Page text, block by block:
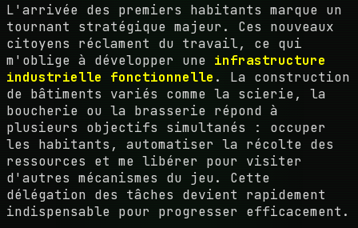
L'arrivée des premiers habitants marque un
tournant stratégique majeur. Ces nouveaux
citoyens réclament du travail, ce qui
m'oblige à développer une infrastructure
industrielle fonctionnelle . La construction
de bâtiments variés comme la scierie, la
boucherie ou la brasserie répond à
plusieurs objectifs simultanés : occuper
les habitants, automatiser la récolte des
ressources et me libérer pour visiter
d'autres mécanismes du jeu. Cette
délégation des tâches devient rapidement
indispensable pour progresser efficacement.